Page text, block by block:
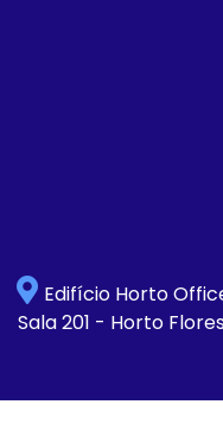
Edifício Horto
Sala 201 - Horto